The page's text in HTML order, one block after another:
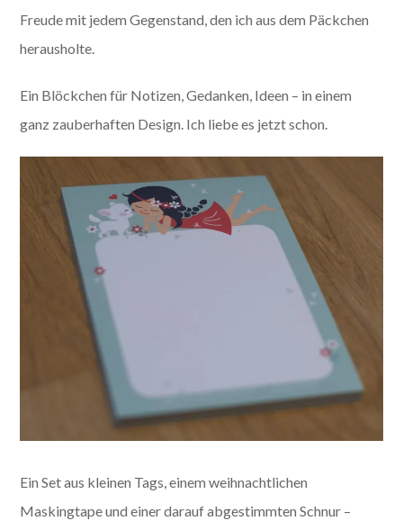
Freude mit jedem Gegenstand, den ich aus dem Päckchen
herausholte.
Ein Blöckchen für Notizen, Gedanken, Ideen – in einem
ganz zauberhaften Design. Ich liebe es jetzt schon.
Ein Set aus kleinen Tags, einem weihnachtlichen
Maskingtape und einer darauf abgestimmten Schnur –